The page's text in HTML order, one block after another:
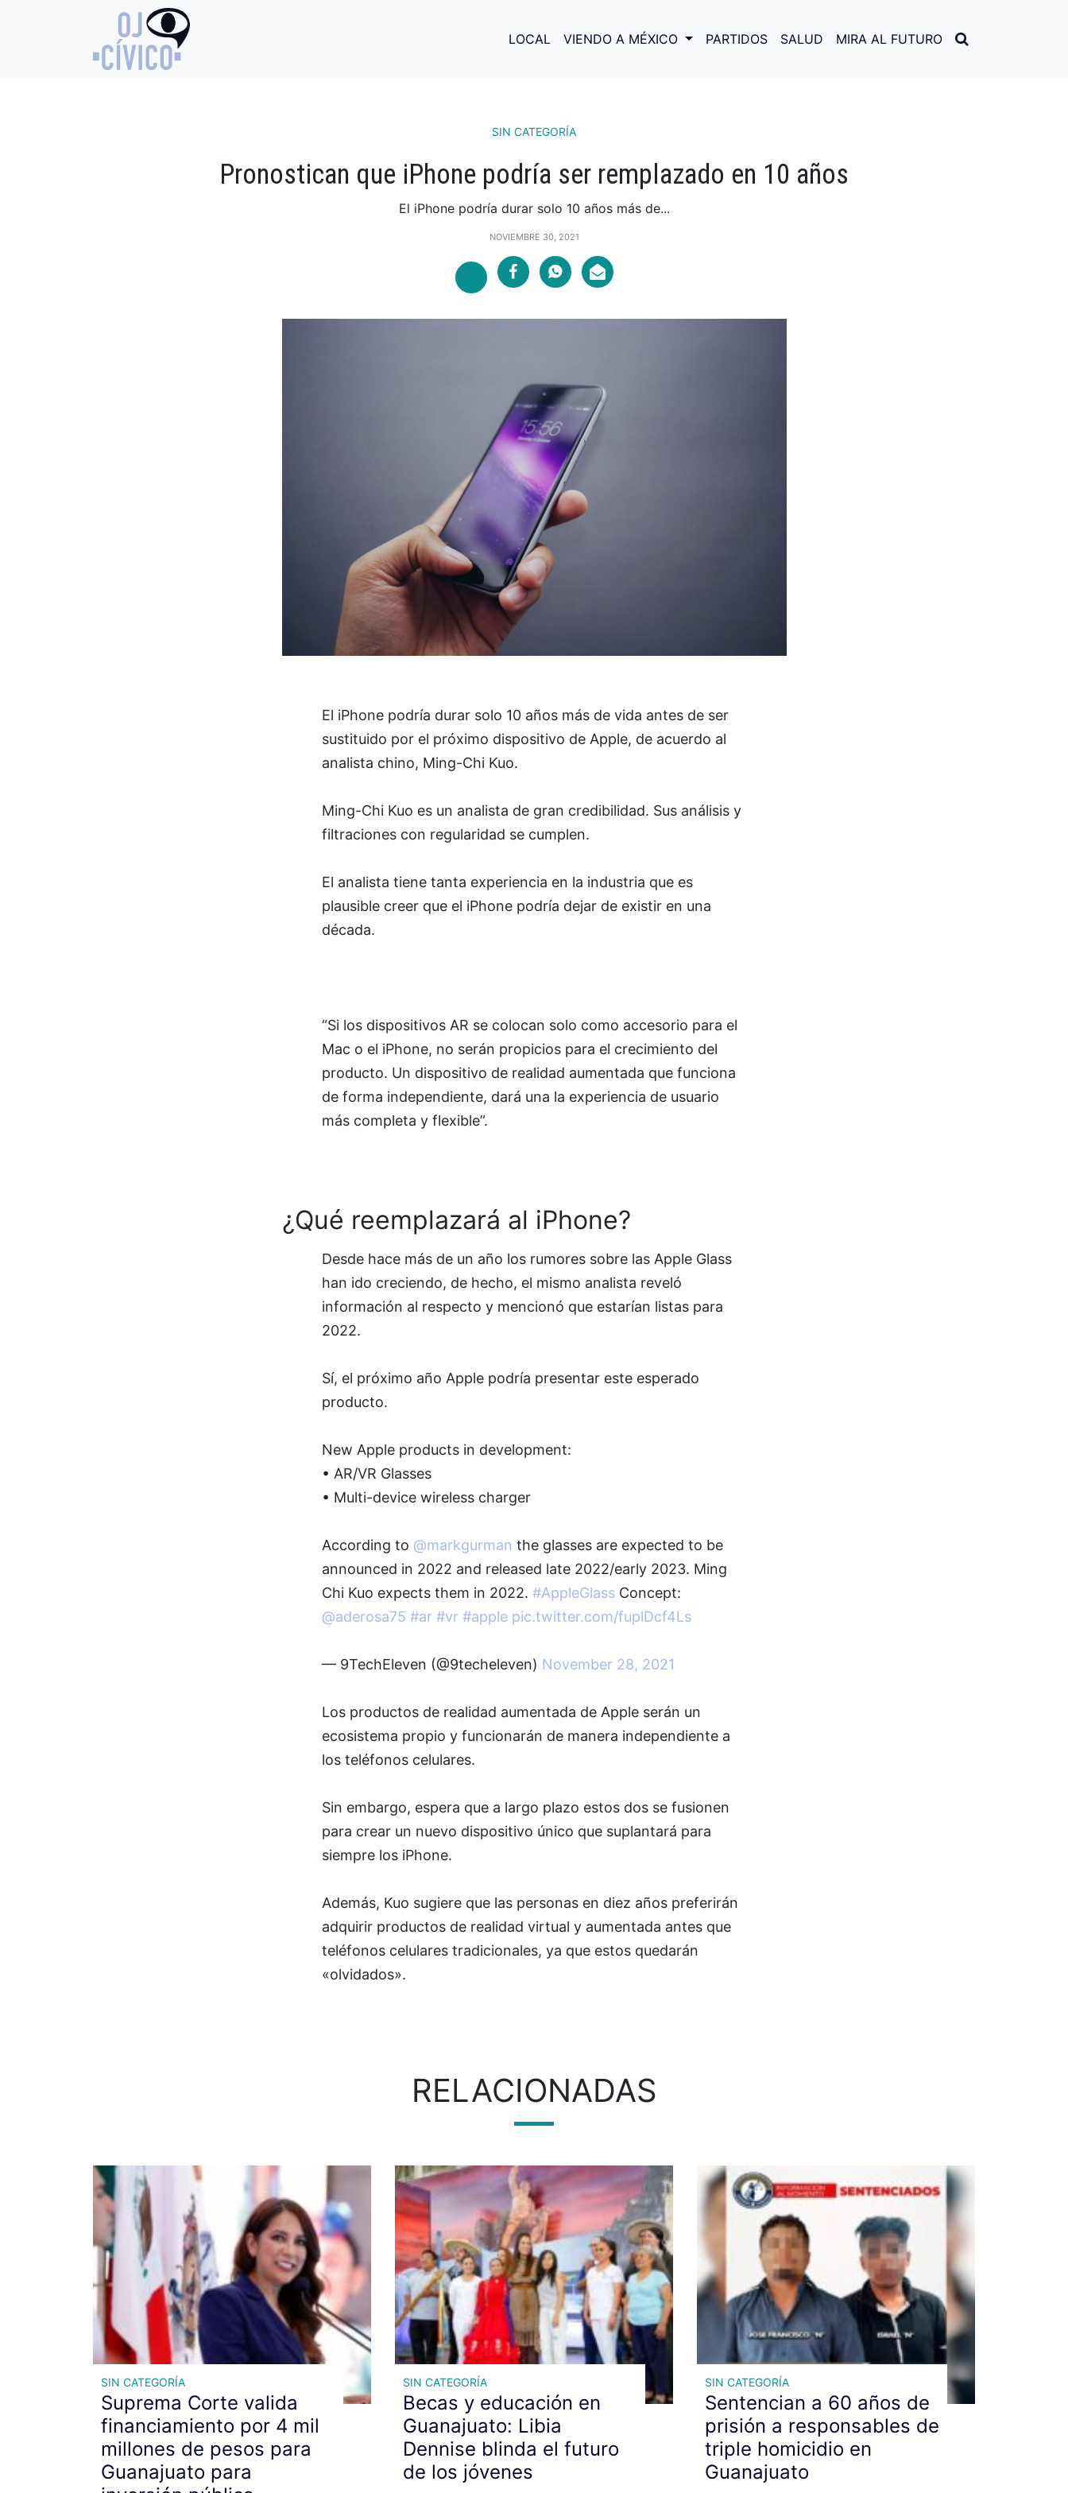
LOCAL VIENDO A MÉXICO PARTIDOS SALUD MIRA AL FUTURO
SIN CATEGORÍA
Pronostican que iPhone podría ser remplazado en 10 años
El iPhone podría durar solo 10 años más de...
NOVIEMBRE 30, 2021
El iPhone podría durar solo 10 años más de vida antes de ser
sustituido por el próximo dispositivo de Apple, de acuerdo al
analista chino, Ming-Chi Kuo.
Ming-Chi Kuo es un analista de gran credibilidad. Sus análisis y
filtraciones con regularidad se cumplen.
El analista tiene tanta experiencia en la industria que es
plausible creer que el iPhone podría dejar de existir en una
década.
“Si los dispositivos AR se colocan solo como accesorio para el
Mac o el iPhone, no serán propicios para el crecimiento del
producto. Un dispositivo de realidad aumentada que funciona
de forma independiente, dará una la experiencia de usuario
más completa y flexible”.
¿Qué reemplazará al iPhone?
Desde hace más de un año los rumores sobre las Apple Glass
han ido creciendo, de hecho, el mismo analista reveló
información al respecto y mencionó que estarían listas para
2022.
Sí, el próximo año Apple podría presentar este esperado
producto.
New Apple products in development:
• AR/VR Glasses
• Multi-device wireless charger
According to @markgurman the glasses are expected to be
announced in 2022 and released late 2022/early 2023. Ming
Chi Kuo expects them in 2022. #AppleGlassConcept:
@aderosa75 #ar #vr #apple pic.twitter.com/fuplDcf4Ls
— 9TechEleven (@9techeleven) November 28, 2021
Los productos de realidad aumentada de Apple serán un
ecosistema propio y funcionarán de manera independiente a
los teléfonos celulares.
Sin embargo, espera que a largo plazo estos dos se fusionen
para crear un nuevo dispositivo único que suplantará para
siempre los iPhone.
Además, Kuo sugiere que las personas en diez años preferirán
adquirir productos de realidad virtual y aumentada antes que
teléfonos celulares tradicionales, ya que estos quedarán
«olvidados».
RELACIONADAS
SIN CATEGORÍA
Suprema Corte valida
financiamiento por 4 mil
millones de pesos para
Guanajuato para
SIN CATEGORÍA
Becas y educación en
Guanajuato: Libia
Dennise blinda el futuro
de los jóvenes
SIN CATEGORÍA
Sentencian a 60 años de
prisión a responsables de
triple homicidio en
Guanajuato